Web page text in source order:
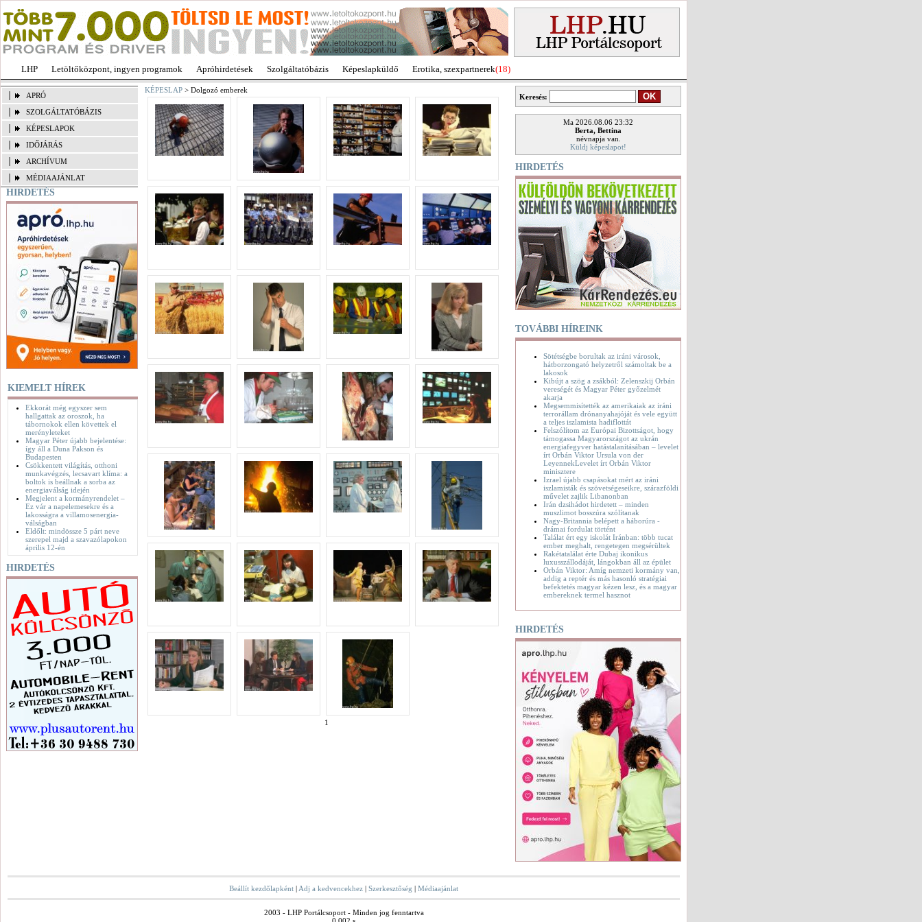
LHP Letöltőközpont, ingyen programok Apróhirdetések Szolgáltatóbázis Képeslapküldő Erotika, szexpartnerek(18)
APRÓ
SZOLGÁLTATÓBÁZIS
KÉPESLAPOK
IDŐJÁRÁS
ARCHÍVUM
MÉDIAAJÁNLAT
HIRDETÉS
KIEMELT HÍREK
Ekkorát még egyszer sem
hallgattak az oroszok, ha
tábornokok ellen követtek el
merényleteket
Magyar Péter újabb bejelentése:
így áll a Duna Pakson és
Budapesten
Csökkentett világítás, otthoni
munkavégzés, lecsavart klíma: a
boltok is beállnak a sorba az
energiaválság idején
Megjelent a kormányrendelet –
Ez vár a napelemesekre és a
lakosságra a villamosenergia-
válságban
Eldőlt: mindössze 5 párt neve
szerepel majd a szavazólapokon
április 12-én
HIRDETÉS
KÉPESLAP > Dolgozó emberek
1
Keresés:
Ma 2026.08.06 23:32
Berta, Bettina
névnapja van.
Küldj képeslapot!
HIRDETÉS
TOVÁBBI HÍREINK
Sötétségbe borultak az iráni városok,
hátborzongató helyzetről számoltak be a
lakosok
Kibújt a szög a zsákból: Zelenszkij Orbán
vereségét és Magyar Péter győzelmét
akarja
Megsemmisítették az amerikaiak az iráni
terrorállam drónanyahajóját és vele együtt
a teljes iszlamista hadiflottát
Felszólítom az Európai Bizottságot, hogy
támogassa Magyarországot az ukrán
energiafegyver hatástalanításában – levelet
írt Orbán Viktor Ursula von der
LeyennekLevelet írt Orbán Viktor
minisztere
Izrael újabb csapásokat mért az iráni
iszlamisták és szövetségeseikre, szárazföldi
művelet zajlik Libanonban
Irán dzsihádot hirdetett – minden
muszlimot bosszúra szólítanak
Nagy-Britannia belépett a háborúra -
drámai fordulat történt
Találat ért egy iskolát Iránban: több tucat
ember meghalt, rengetegen megsérültek
Rakétatalálat érte Dubaj ikonikus
luxusszállodáját, lángokban áll az épület
Orbán Viktor: Amíg nemzeti kormány van,
addig a reptér és más hasonló stratégiai
befektetés magyar kézen lesz, és a magyar
embereknek termel hasznot
HIRDETÉS
Beállít kezdőlapként | Adj a kedvencekhez | Szerkesztőség | Médiaajánlat
2003 - LHP Portálcsoport - Minden jog fenntartva